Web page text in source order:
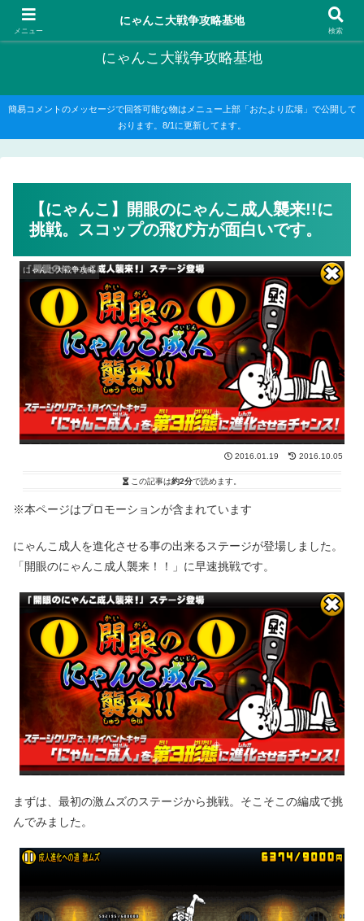
にゃんこ大戦争の攻略がメインですが、他のゲームの記事もたまに書いてます
にゃんこ大戦争攻略基地
簡易コメントのメッセージで回答可能な物はメニュー上部「おたより広場」で公開して
おります。8/1に更新してます。
【にゃんこ】開眼のにゃんこ成人襲来!!に
挑戦。スコップの飛び方が面白いです。
にゃんこ大戦争攻略
2016.01.19 2016.10.05
この記事は約2分で読めます。
※本ページはプロモーションが含まれています
にゃんこ成人を進化させる事の出来るステージが登場しました。
「開眼のにゃんこ成人襲来！！」に早速挑戦です。
まずは、最初の激ムズのステージから挑戦。そこそこの編成で挑
んでみました。
メニュー
にゃんこ大戦争攻略基地
検索